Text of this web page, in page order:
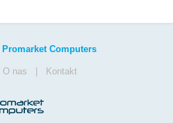
Promarket Computers
O nas | Kontakt